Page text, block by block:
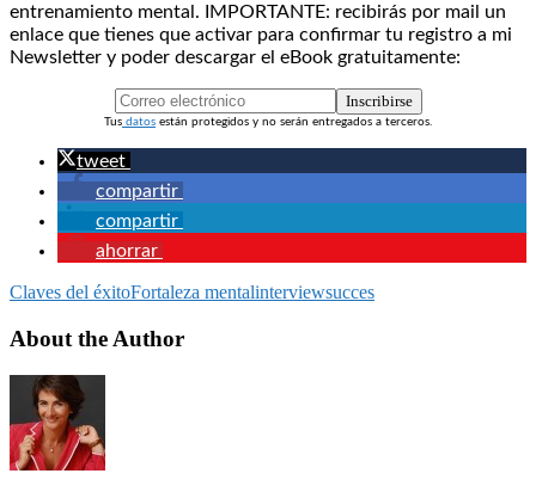
entrenamiento mental. IMPORTANTE: recibirás por mail un
enlace que tienes que activar para confirmar tu registro a mi
Newsletter y poder descargar el eBook gratuitamente:
Inscribirse
Tus datos están protegidos y no serán entregados a terceros.
tweet
compartir
compartir
ahorrar
Claves del éxitoFortaleza mentalinterviewsucces
About the Author